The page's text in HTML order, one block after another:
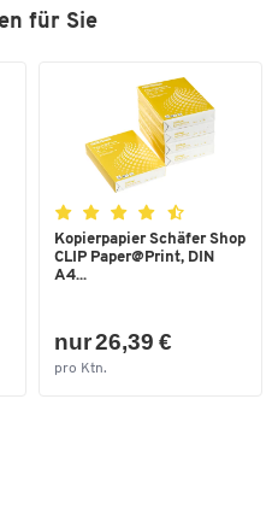
für Sie
Kopierpapier Schäfer Shop
CLIP Paper@Print, DIN
A4...
nur 26,39 €
pro Ktn.